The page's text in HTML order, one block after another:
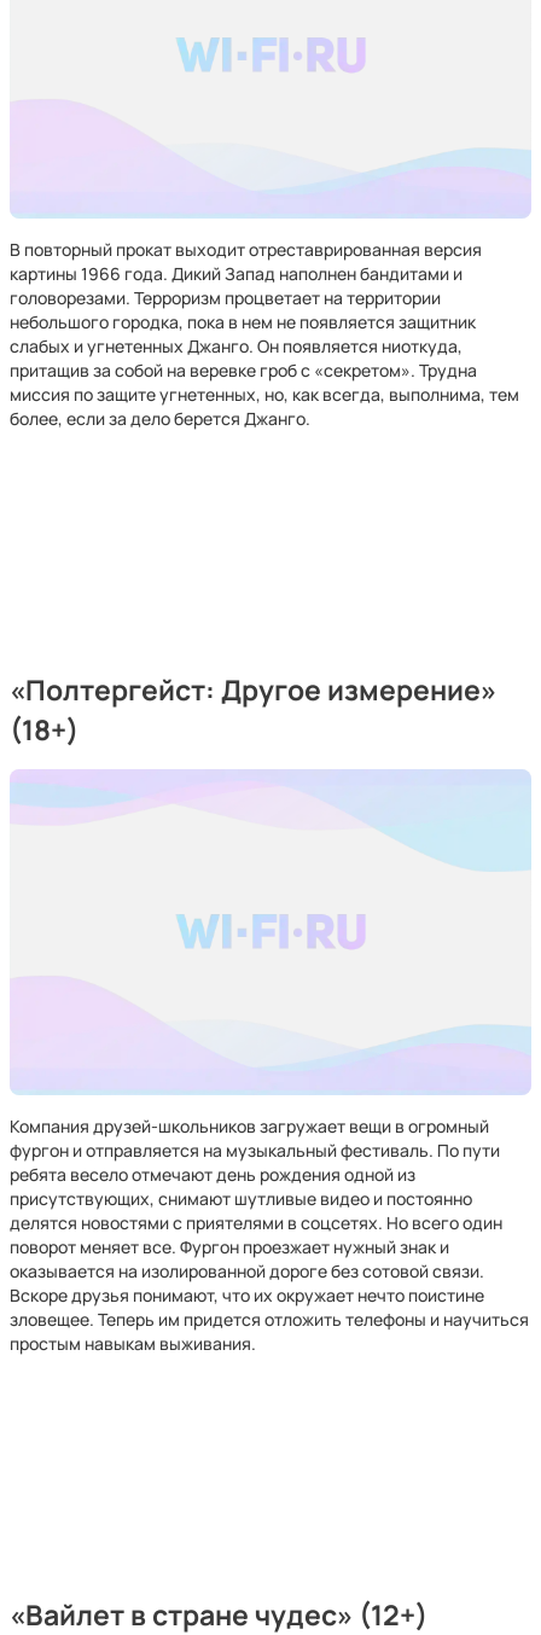
В повторный прокат выходит отреставрированная версия
картины 1966 года. Дикий Запад наполнен бандитами и
головорезами. Терроризм процветает на территории
небольшого городка, пока в нем не появляется защитник
слабых и угнетенных Джанго. Он появляется ниоткуда,
притащив за собой на веревке гроб с «секретом». Трудна
миссия по защите угнетенных, но, как всегда, выполнима, тем
более, если за дело берется Джанго.
«Полтергейст: Другое измерение»
(18+)
Компания друзей-школьников загружает вещи в огромный
фургон и отправляется на музыкальный фестиваль. По пути
ребята весело отмечают день рождения одной из
присутствующих, снимают шутливые видео и постоянно
делятся новостями с приятелями в соцсетях. Но всего один
поворот меняет все. Фургон проезжает нужный знак и
оказывается на изолированной дороге без сотовой связи.
Вскоре друзья понимают, что их окружает нечто поистине
зловещее. Теперь им придется отложить телефоны и научиться
простым навыкам выживания.
«Вайлет в стране чудес» (12+)